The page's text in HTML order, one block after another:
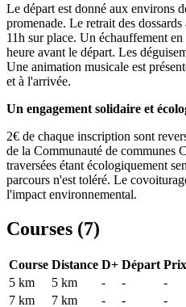
Le départ est donné aux environs
promenade. Le retrait des
11h sur place. Un échauffement
heure avant le départ. Les
Une animation musicale est
et à l'arrivée.
Un engagement solidaire et
2€ de chaque inscription sont
de la Communauté de communes
traversées étant écologiquement
parcours n'est toléré. Le
l'impact environnemental.
Courses (7)
Course Distance D+ Départ Prix
5 km
5 km - - -
7 km
7 km - - -